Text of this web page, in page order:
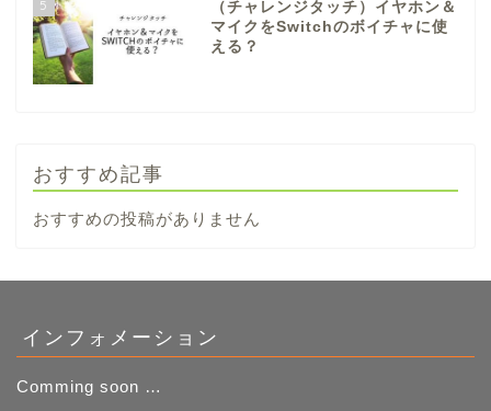
5
（チャレンジタッチ）イヤホン＆
マイクをSwitchのボイチャに使
える？
おすすめ記事
おすすめの投稿がありません
インフォメーション
Comming soon …